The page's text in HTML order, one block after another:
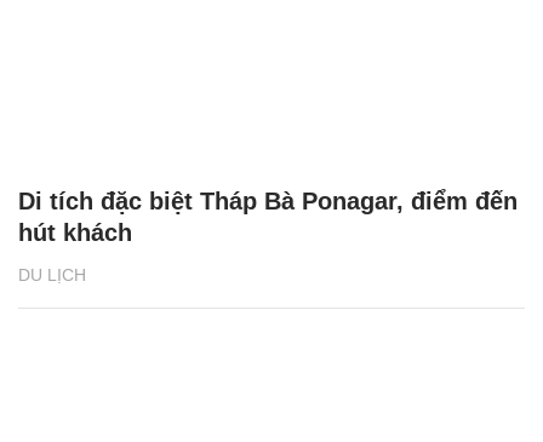
DU LỊCH
Di tích đặc biệt Tháp Bà Ponagar, điểm đến
hút khách